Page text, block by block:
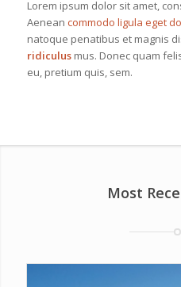
Lorem ipsum dolor sit amet,
Aenean commodo ligula eget
natoque penatibus et magnis
ridiculusmus. Donec quam
eu, pretium quis, sem.
Most